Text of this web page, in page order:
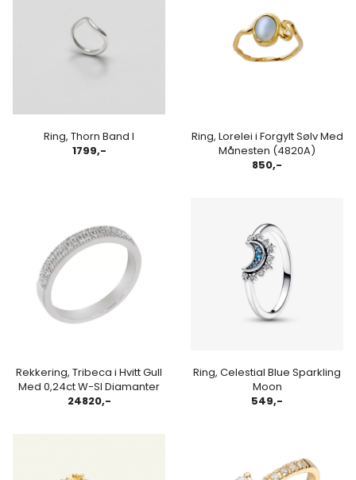
Ring, Thorn Band I
1799,-
Ring, Lorelei i Forgylt Sølv Med
Månesten (4820A)
850,-
Rekkering, Tribeca i Hvitt Gull
Med 0,24ct W-SI Diamanter
24820,-
Ring, Celestial Blue Sparkling
Moon
549,-